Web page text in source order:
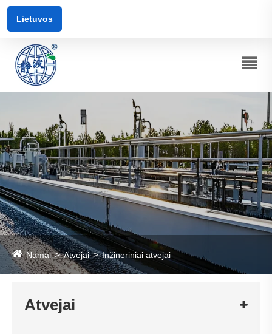
Lietuvos
Namai Atvejai Inžineriniai atvejai
Atvejai